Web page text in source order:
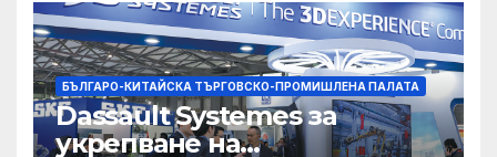
БЪЛГАРО-КИТАЙСКА ТЪРГОВСКО-ПРОМИШЛЕНА ПАЛАТА
Dassault Systemes за
укрепване на